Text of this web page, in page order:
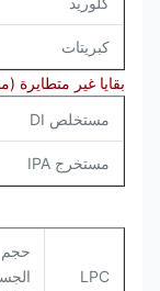
كبريتات
بقايا غير
مستخلص DI
مستخرج IPA
LPC
حجم